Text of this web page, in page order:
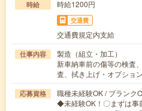
時給 時給1200円
交通費
交通費規定内支給
仕事内容
製造（組立・加工）
新車納車前の傷等の検査
査、拭き上げ・オプショ
応募資格
職種未経験OK / ブランク
◆未経験OK！〇まずは事